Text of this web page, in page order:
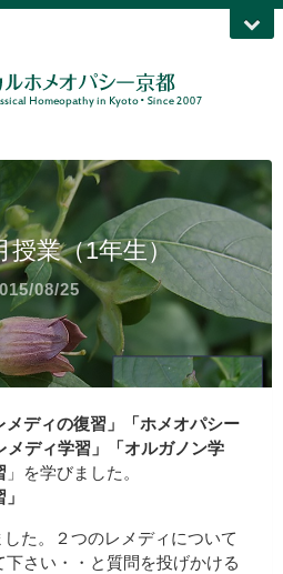
授業（1年生）
08/25
メディの復習」「ホメオパシー
メディ学習」「オルガノン学
」を学びました。
た。２つのレメディについて
さい・・と質問を投げかける